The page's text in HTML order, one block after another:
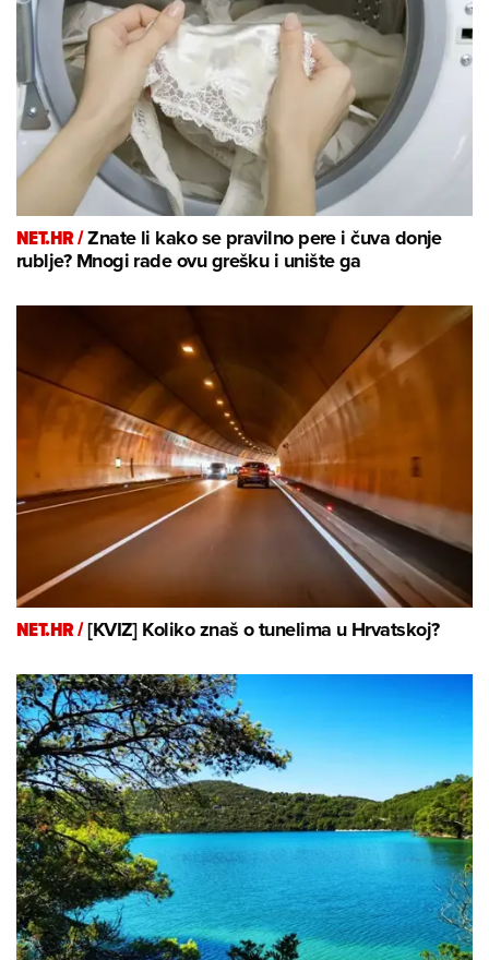
NET.HR /Znate li kako se pravilno pere i čuva donje
rublje? Mnogi rade ovu grešku i unište ga
NET.HR /[KVIZ] Koliko znaš o tunelima u Hrvatskoj?